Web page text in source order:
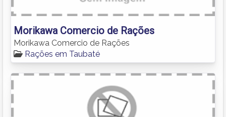
Morikawa Comercio de Rações
Morikawa Comercio de Rações
Rações em Taubaté